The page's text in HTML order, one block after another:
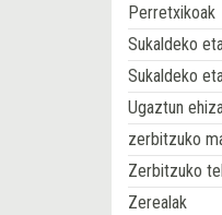
Perretxikoak
Sukaldeko
Sukaldeko
Ugaztun
zerbitzuko
Zerbitzuko
Zerealak